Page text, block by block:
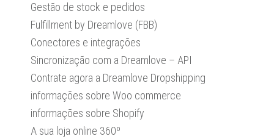
Gestão de stock e pedidos
Fulfillment by Dreamlove (FBB)
Conectores e integrações
Sincronização com a Dreamlove – API
Contrate agora a Dreamlove Dropshipping
informações sobre Woo commerce
informações sobre Shopify
A sua loja online 360º